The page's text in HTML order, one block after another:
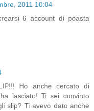
2011 10:04
6 account di poasta
Ho anche cercato di
lasciato! Ti sei convinto
slip? Ti avevo dato anche